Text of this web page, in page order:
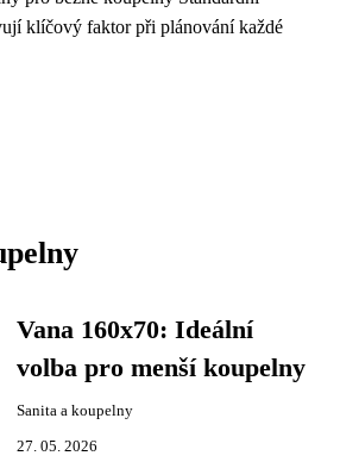
klíčový faktor při plánování každé
Vana 160x70: Ideální
volba pro menší koupelny
Sanita a koupelny
27. 05. 2026